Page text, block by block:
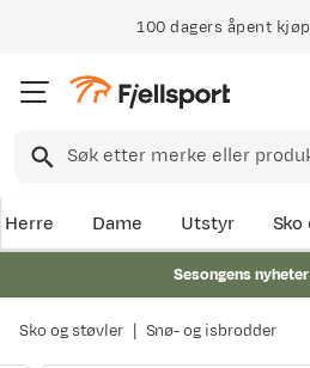
100 dagers åpent
Herre Dame Utstyr
Sesongens
Sko og støvler Snø- og isbrodder